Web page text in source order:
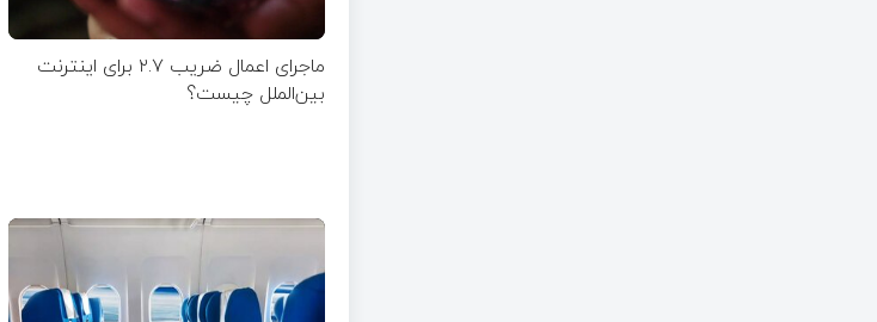
ماجرای اعمال ضریب ۲.۷ برای اینترنت
بین‌الملل چیست؟